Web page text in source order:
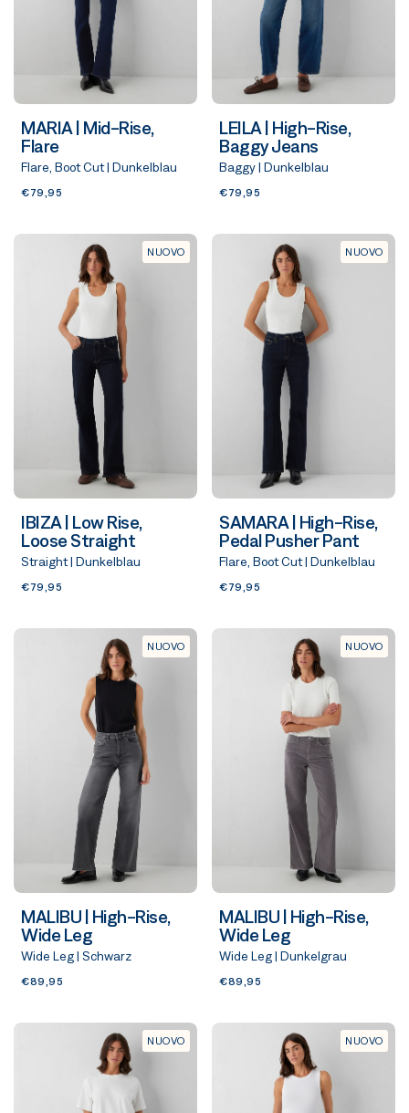
MARIA | Mid-Rise,
Flare
Flare, Boot Cut | Dunkelblau
€79,95
LEILA | High-Rise,
Baggy Jeans
Baggy | Dunkelblau
€79,95
NUOVO
IBIZA | Low Rise,
Loose Straight
Straight | Dunkelblau
€79,95
NUOVO
SAMARA | High-Rise,
Pedal Pusher Pant
Flare, Boot Cut | Dunkelblau
€79,95
NUOVO
MALIBU | High-Rise,
Wide Leg
Wide Leg | Schwarz
€89,95
NUOVO
MALIBU | High-Rise,
Wide Leg
Wide Leg | Dunkelgrau
€89,95
NUOVO NUOVO